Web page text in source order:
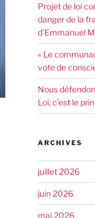
Projet de loi
danger de la
d’Emmanuel
« Le
vote de
Nous
Loi, c’est le
ARCHIVES
juillet 2026
juin 2026
mai 2026